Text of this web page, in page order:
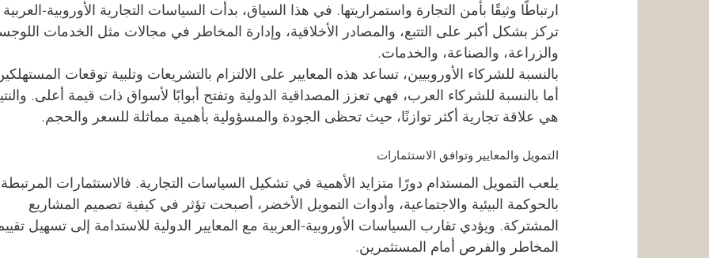
ارتباطًا وثيقًا بأمن التجارة واستمراريتها. في هذا السياق، بدأت السياسات التجارية الأوروبية-العربية
تركز بشكل أكبر على التتبع، والمصادر الأخلاقية، وإدارة المخاطر في مجالات مثل الخدمات
والزراعة، والصناعة، والخدمات.
بالنسبة للشركاء الأوروبيين، تساعد هذه المعايير على الالتزام بالتشريعات وتلبية توقعات
أما بالنسبة للشركاء العرب، فهي تعزز المصداقية الدولية وتفتح أبوابًا لأسواق ذات قيمة أعلى.
هي علاقة تجارية أكثر توازنًا، حيث تحظى الجودة والمسؤولية بأهمية مماثلة للسعر والحجم.
التمويل والمعايير وتوافق الاستثمارات
يلعب التمويل المستدام دورًا متزايد الأهمية في تشكيل السياسات التجارية. فالاستثمارات المرتبطة
بالحوكمة البيئية والاجتماعية، وأدوات التمويل الأخضر، أصبحت تؤثر في كيفية تصميم المشاريع
المشتركة. ويؤدي تقارب السياسات الأوروبية-العربية مع المعايير الدولية للاستدامة إلى تسهيل
المخاطر والفرص أمام المستثمرين.